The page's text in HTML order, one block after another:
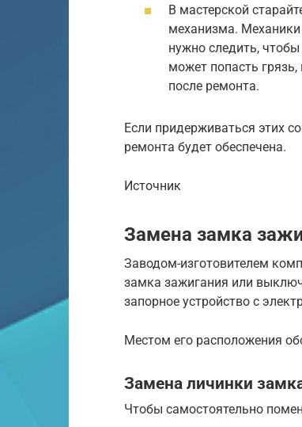
В мастерской
механизма.
нужно следить,
может попасть
после ремонта.
Если придерживаться этих
ремонта будет обеспечена.
Источник
Замена замка
Заводом-изготовителем
замка зажигания или
запорное устройство с
Местом его расположения
Замена личинки
Чтобы самостоятельно